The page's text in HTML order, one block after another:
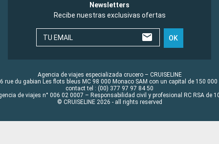
Newsletters
Recibe nuestras exclusivas ofertas
TU EMAIL OK
Agencia de viajes especializada crucero – CRUISELINE
rue du gabian Les flots bleus MC 98 000 Monaco SAM con un capital de 150 000
contact tel : (00) 377 97 97 84 50
de viajes n° 006 02 0007 – Responsabilidad civil y profesional RC RSA de
© CRUISELINE 2026 - all rights reserved